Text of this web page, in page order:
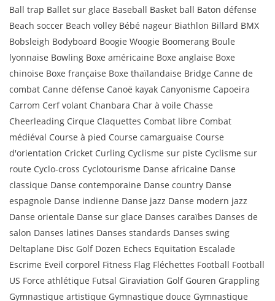
Ball trap Ballet sur glace Baseball Basket ball Baton défense
Beach soccer Beach volley Bébé nageur Biathlon Billard BMX
Bobsleigh Bodyboard Boogie Woogie Boomerang Boule
lyonnaise Bowling Boxe américaine Boxe anglaise Boxe
chinoise Boxe française Boxe thaïlandaise Bridge Canne de
combat Canne défense Canoë kayak Canyonisme Capoeira
Carrom Cerf volant Chanbara Char à voile Chasse
Cheerleading Cirque Claquettes Combat libre Combat
médiéval Course à pied Course camarguaise Course
d'orientation Cricket Curling Cyclisme sur piste Cyclisme sur
route Cyclo-cross Cyclotourisme Danse africaine Danse
classique Danse contemporaine Danse country Danse
espagnole Danse indienne Danse jazz Danse modern jazz
Danse orientale Danse sur glace Danses caraïbes Danses de
salon Danses latines Danses standards Danses swing
Deltaplane Disc Golf Dozen Echecs Equitation Escalade
Escrime Eveil corporel Fitness Flag Fléchettes Football Football
US Force athlétique Futsal Giraviation Golf Gouren Grappling
Gymnastique artistique Gymnastique douce Gymnastique